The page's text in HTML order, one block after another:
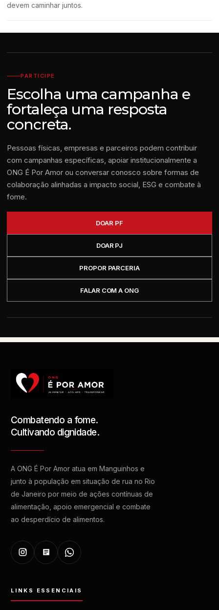
devem caminhar juntos.
PARTICIPE
Escolha uma campanha e
fortaleça uma resposta
concreta.
Pessoas físicas, empresas e parceiros podem contribuir
com campanhas específicas, apoiar institucionalmente a
ONG É Por Amor ou conversar conosco sobre formas de
colaboração alinhadas a impacto social, ESG e combate à
fome.
DOAR PF
DOAR PJ
PROPOR PARCERIA
FALAR COM A ONG
Combatendo a fome.
Cultivando dignidade.
A ONG É Por Amor atua em Manguinhos e
junto à população em situação de rua no Rio
de Janeiro por meio de ações contínuas de
alimentação, apoio emergencial e combate
ao desperdício de alimentos.
LINKS ESSENCIAIS